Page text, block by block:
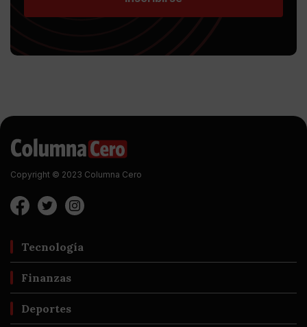
Copyright © 2023 Columna Cero
Tecnología
Finanzas
Deportes